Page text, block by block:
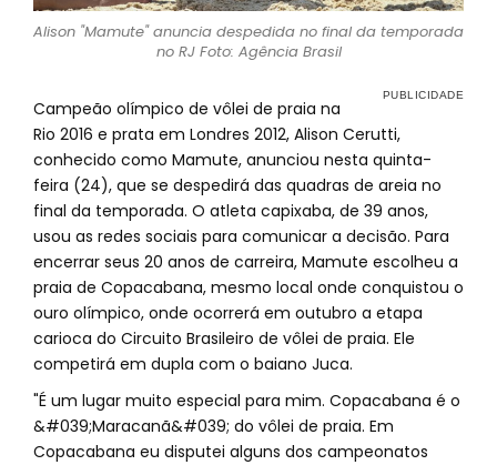
Alison "Mamute" anuncia despedida no final da temporada
no RJ Foto: Agência Brasil
Campeão olímpico de vôlei de praia na
Rio 2016 e prata em Londres 2012, Alison Cerutti,
conhecido como Mamute, anunciou nesta quinta-
feira (24), que se despedirá das quadras de areia no
final da temporada. O atleta capixaba, de 39 anos,
usou as redes sociais para comunicar a decisão. Para
encerrar seus 20 anos de carreira, Mamute escolheu a
praia de Copacabana, mesmo local onde conquistou o
ouro olímpico, onde ocorrerá em outubro a etapa
carioca do Circuito Brasileiro de vôlei de praia. Ele
competirá em dupla com o baiano Juca.
"É um lugar muito especial para mim. Copacabana é o
&#039;Maracanã&#039; do vôlei de praia. Em
Copacabana eu disputei alguns dos campeonatos